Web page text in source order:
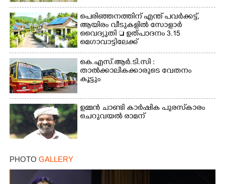
പെരിഞ്ഞനത്തിന് എന്ത് പവർക്കട്ട്,​
ആയിരം വീടുകളിൽ സോളാർ
വൈദ്യുതി  ഉത്പാദനം 3.15
മെഗാവാട്ടിലേക്ക്
കെ.എസ്.ആർ.ടി.സി :
താൽക്കാലികക്കാരുടെ വേതനം
കൂട്ടും
ഉമ്മൻ ചാണ്ടി കാർഷിക പുരസ്‌കാരം
ചെറുവയൽ രാമന്
PHOTO GALLERY